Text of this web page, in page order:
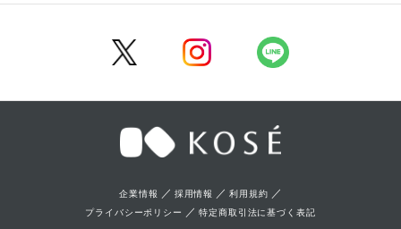
企業情報 ／ 採用情報 ／利用規約 ／
プライバシーポリシー ／特定商取引法に基づく表記